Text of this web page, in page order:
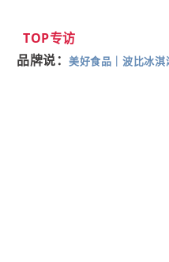
TOP专访
品牌说：美好食品 ｜波比冰淇